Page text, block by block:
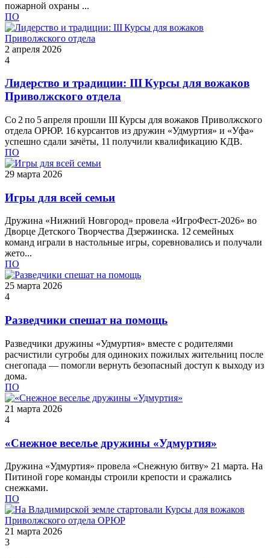
пожарной охраны ...
ПО
2 апреля 2026
4
Лидерство и традиции: III Курсы для вожаков
Приволжского отдела
Со 2 по 5 апреля прошли III Курсы для вожаков Приволжского
отдела ОРЮР. 16 курсантов из дружин «Удмуртия» и «Уфа»
успешно сдали зачёты, 11 получили квалификацию КДВ.
ПО
29 марта 2026
Игры для всей семьи
Дружина «Нижний Новгород» провела «ИгроФест‑2026» во
Дворце Детского Творчества Дзержинска. 12 семейных
команд играли в настольные игры, соревновались и получали
жето...
ПО
25 марта 2026
4
Разведчики спешат на помощь
Разведчики дружины «Удмуртия» вместе с родителями
расчистили сугробы для одиноких пожилых жительниц после
снегопада — помогли вернуть безопасный доступ к выходу из
дома.
ПО
21 марта 2026
4
«Снежное веселье дружины «Удмуртия»
Дружина «Удмуртия» провела «Снежную битву» 21 марта. На
Питиной горе команды строили крепости и сражались
снежками.
ПО
21 марта 2026
3